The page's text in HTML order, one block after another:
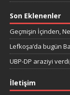
Son Eklenenler
Geçmişin İçinden,
Lefkoşa’da bugün
UBP-DP araziyi
İletişim